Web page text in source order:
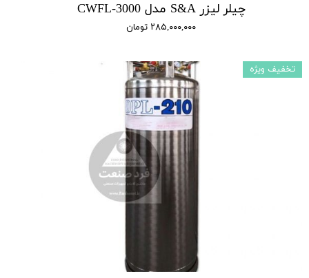
چیلر لیزر S&A مدل CWFL-3000
۲۸۵,۰۰۰,۰۰۰ تومان
تخفیف ویژه